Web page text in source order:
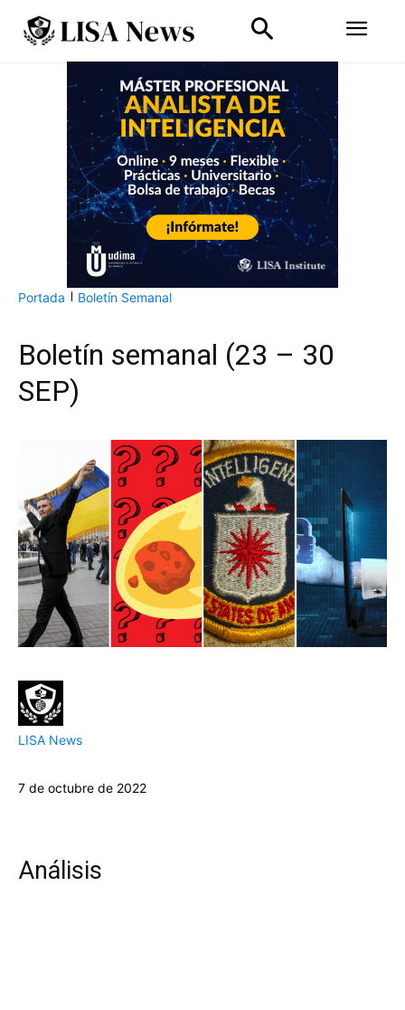
Portada Boletín Semanal
Boletín semanal (23 – 30
SEP)
LISA News
7 de octubre de 2022
Análisis